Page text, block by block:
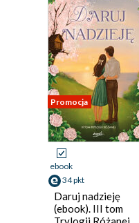
Promocja
ebook
34 pkt
Daruj nadzieję
(ebook). III tom